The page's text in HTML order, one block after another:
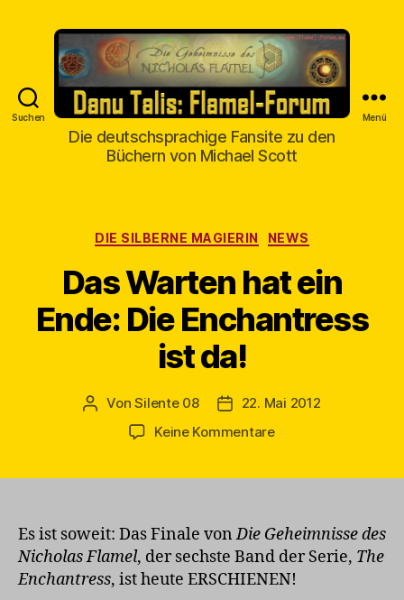
Suchen
Danu
Talis
Die deutschsprachige Fansite zu den
Büchern von Michael Scott
Menü
Kategorien
DIE SILBERNE MAGIERIN NEWS
Das Warten hat ein
Ende: Die Enchantress
ist da!
Beitragsautor
VonSilente 08 Veröffentlichungsdatum
22. Mai 2012
Keine Kommentarezu
Ende:
Die
Enchantress
ist
Es ist soweit: Das Finale vonDie Geheimnisse des
Nicholas Flamel, der sechste Band der Serie, The
Enchantress, ist heute ERSCHIENEN!